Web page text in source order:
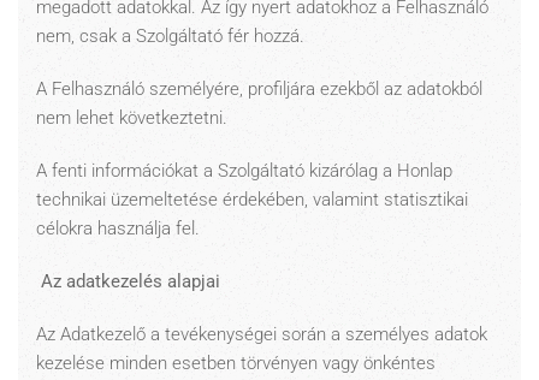
megadott adatokkal. Az így nyert adatokhoz a Felhasználó
nem, csak a Szolgáltató fér hozzá.
A Felhasználó személyére, profiljára ezekből az adatokból
nem lehet következtetni.
A fenti információkat a Szolgáltató kizárólag a Honlap
technikai üzemeltetése érdekében, valamint statisztikai
célokra használja fel.
Az adatkezelés alapjai
Az Adatkezelő a tevékenységei során a személyes adatok
kezelése minden esetben törvényen vagy önkéntes